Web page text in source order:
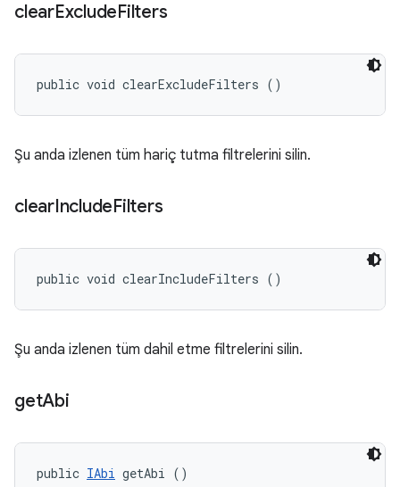
clearExcludeFilters
public void clearExcludeFilters ()
Şu anda izlenen tüm hariç tutma filtrelerini silin.
clearIncludeFilters
public void clearIncludeFilters ()
Şu anda izlenen tüm dahil etme filtrelerini silin.
getAbi
public IAbi getAbi ()